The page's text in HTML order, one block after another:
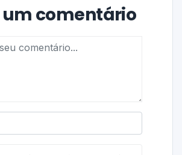
um comentário